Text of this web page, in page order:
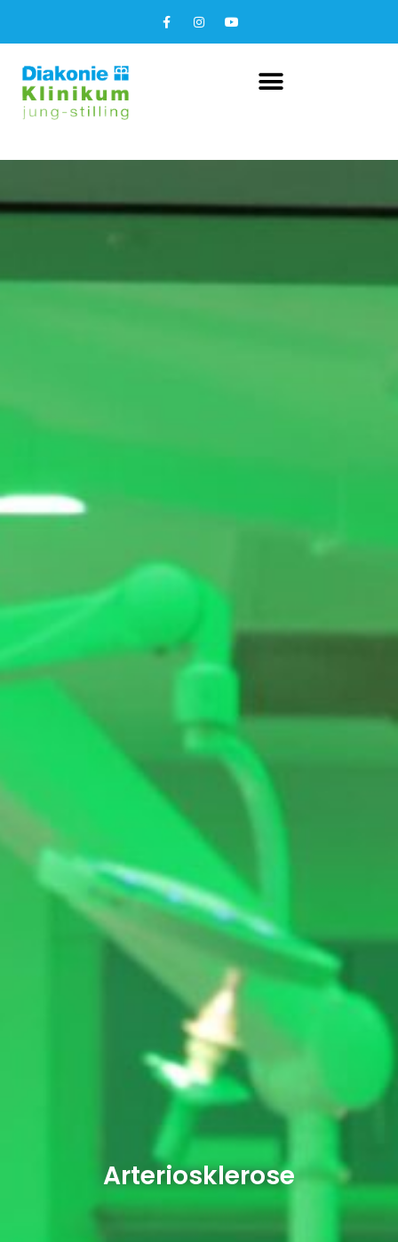
Arteriosklerose